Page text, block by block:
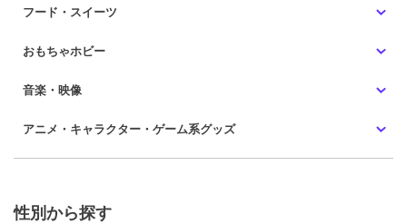
フード・スイーツ
おもちゃホビー
音楽・映像
アニメ・キャラクター・ゲーム系グッズ
性別から探す